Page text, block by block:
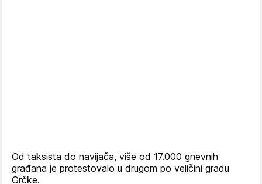
Od taksista do navijača, više od 17.000 gnevnih
građana je protestovalo u drugom po veličini gradu
Grčke.